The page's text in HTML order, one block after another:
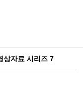
상자료 시리즈 7